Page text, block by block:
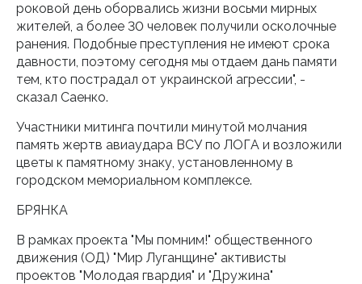
роковой день оборвались жизни восьми мирных
жителей, а более 30 человек получили осколочные
ранения. Подобные преступления не имеют срока
давности, поэтому сегодня мы отдаем дань памяти
тем, кто пострадал от украинской агрессии", -
сказал Саенко.
Участники митинга почтили минутой молчания
память жертв авиаудара ВСУ по ЛОГА и возложили
цветы к памятному знаку, установленному в
городском мемориальном комплексе.
БРЯНКА
В рамках проекта "Мы помним!" общественного
движения (ОД) "Мир Луганщине" активисты
проектов "Молодая гвардия" и "Дружина"